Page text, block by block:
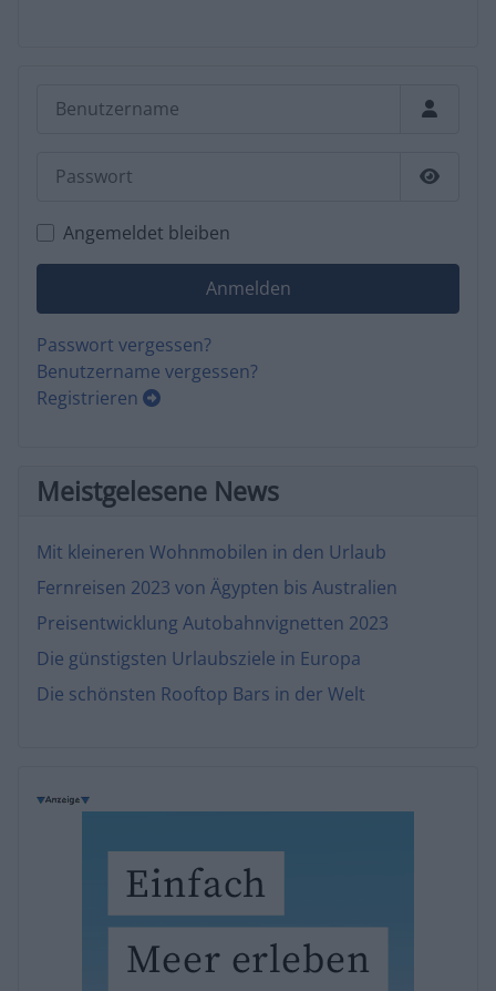
Benutzername
Passwort
Angemeldet bleiben
Anmelden
Passwort vergessen?
Benutzername vergessen?
Registrieren
Meistgelesene News
Mit kleineren Wohnmobilen in den Urlaub
Fernreisen 2023 von Ägypten bis Australien
Preisentwicklung Autobahnvignetten 2023
Die günstigsten Urlaubsziele in Europa
Die schönsten Rooftop Bars in der Welt